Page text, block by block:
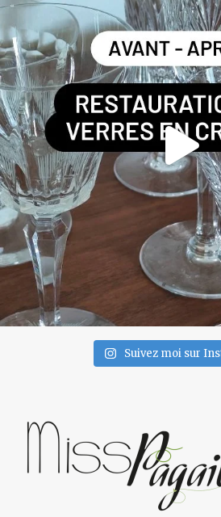
Suivez moi sur